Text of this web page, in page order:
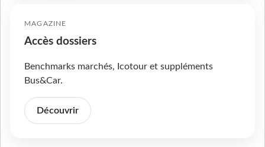
MAGAZINE
Accès dossiers
Benchmarks marchés, Icotour et suppléments
Bus&Car.
Découvrir